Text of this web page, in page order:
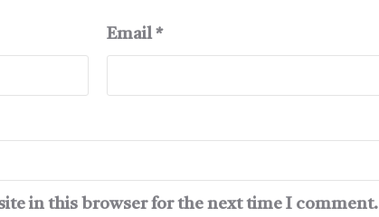
Email*
in this browser for the next time I comment.